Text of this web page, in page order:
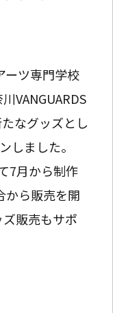
ーツ専門学校
VANGUARDS
なグッズとし
しました。
7月から制作
から販売を開
販売もサポ